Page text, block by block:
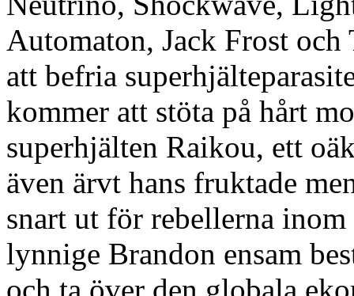
Automaton, Jack Frost
att befria
kommer att stöta på hårt
superhjälten Raikou, ett
även ärvt hans fruktade
snart ut för rebellerna
lynnige Brandon ensam
och ta över den globala